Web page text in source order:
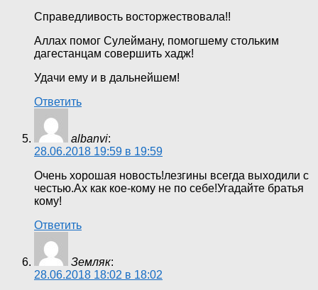
Справедливость восторжествовала!!
Аллах помог Сулейману, помогшему стольким
дагестанцам совершить хадж!
Удачи ему и в дальнейшем!
Ответить
albanvi:
28.06.2018 19:59 в 19:59
Очень хорошая новость!лезгины всегда выходили с
честью.Ах как кое-кому не по себе!Угадайте братья
кому!
Ответить
Земляк:
28.06.2018 18:02 в 18:02